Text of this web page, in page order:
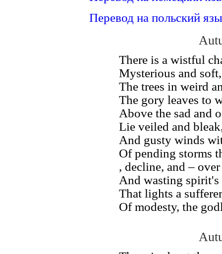
Перевод на польский
There is a wistful
Mysterious and
The trees in weird
The gory leaves to
Above the sad and
Lie veiled and
And gusty winds
Of pending storms
, decline, and –
And wasting spirit's
That lights a
Of modesty, the